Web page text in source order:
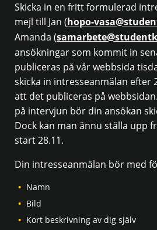
Skicka in en fritt formulerad
mejl till Jan (hopo-
Amanda (
ansökningar som kommit in
publiceras på vår webbsida
skicka in intresseanmälan efter
att det publiceras på
på intervjun bör din ansökan
Dock kan man ännu ställa upp
start 28.11.
Din intresseanmälan bör med
Namn
Bild
Kort beskrivning av dig själv